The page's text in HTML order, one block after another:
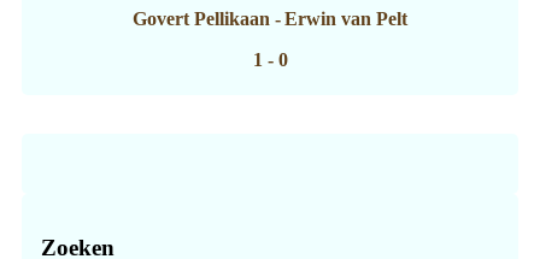
Govert Pellikaan - Erwin van Pelt
1 - 0
Zoeken